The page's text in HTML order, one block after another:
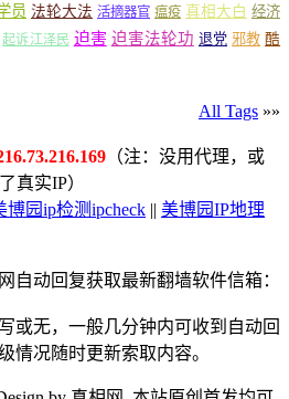
员 法轮大法 活摘器官 瘟疫 真相大白 经济
起诉江泽民 迫害 迫害法轮功 退党 邪教 酷
All Tags »»
（注：没用代理，或
真实IP）
博园ip检测ipcheck || 美博园IP地理
网自动回复获取最新翻墙软件信箱：
或无，一般几分钟内可收到自动回
情况随时更新索取内容。